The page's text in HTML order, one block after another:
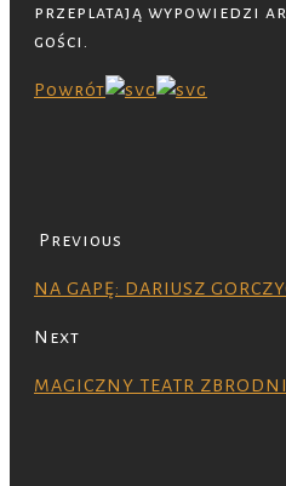
przeplatają wypowiedzi
gości.
Powrót
Previous
NA GAPĘ: DARIUSZ
Next
MAGICZNY TEATR ZBRODNI